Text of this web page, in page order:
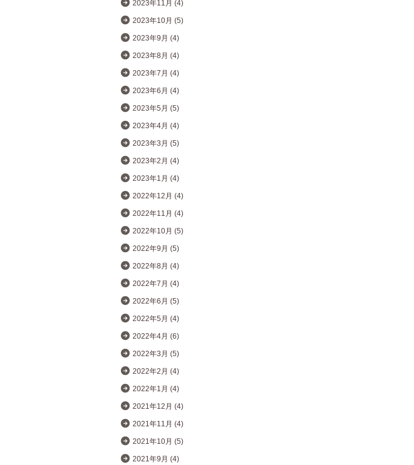
2023年11月 (4)
2023年10月 (5)
2023年9月 (4)
2023年8月 (4)
2023年7月 (4)
2023年6月 (4)
2023年5月 (5)
2023年4月 (4)
2023年3月 (5)
2023年2月 (4)
2023年1月 (4)
2022年12月 (4)
2022年11月 (4)
2022年10月 (5)
2022年9月 (5)
2022年8月 (4)
2022年7月 (4)
2022年6月 (5)
2022年5月 (4)
2022年4月 (6)
2022年3月 (5)
2022年2月 (4)
2022年1月 (4)
2021年12月 (4)
2021年11月 (4)
2021年10月 (5)
2021年9月 (4)